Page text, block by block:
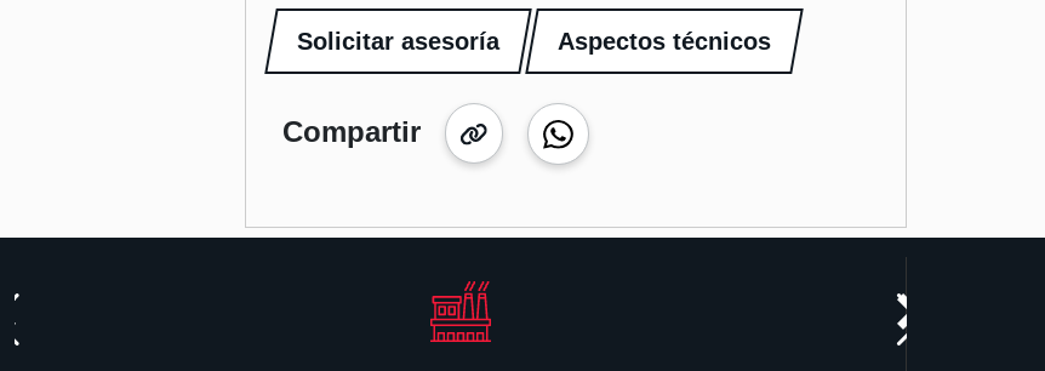
Solicitar asesoría Aspectos técnicos
Compartir